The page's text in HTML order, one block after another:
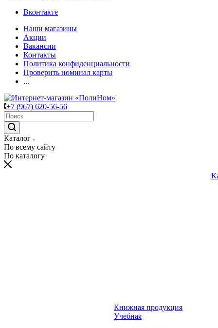
Вконтакте
Наши магазины
Акции
Вакансии
Контакты
Политика конфиденциальности
Проверить номинал карты
...
+7 (967) 620-56-56
Каталог
По всему сайту
По каталогу
Книжная продукция
Учебная